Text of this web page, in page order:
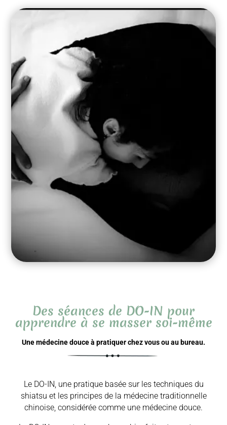
Des séances de DO-IN pour
apprendre à se masser soi-même
Une médecine douce à pratiquer chez vous ou au bureau.
Le DO-IN, une pratique basée sur les techniques du
shiatsu et les principes de la médecine traditionnelle
chinoise, considérée comme une médecine douce.